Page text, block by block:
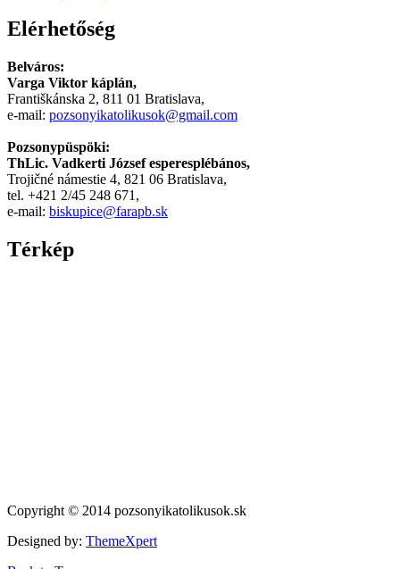
Arab
Elérhetőség
Belváros:
Varga Viktor káplán,
Františkánska 2, 811 01 Bratislava,
e-mail: pozsonyikatolikusok@gmail.com
Pozsonypüspöki:
ThLic. Vadkerti József esperesplébános,
Trojičné námestie 4, 821 06 Bratislava,
tel. +421 2/45 248 671,
e-mail: biskupice@farapb.sk
Térkép
Copyright © 2014 pozsonyikatolikusok.sk
Designed by: ThemeXpert